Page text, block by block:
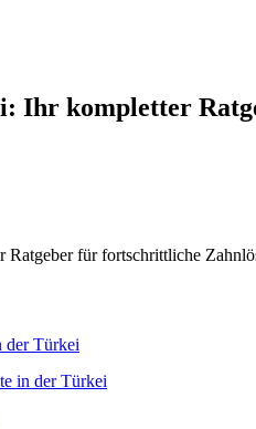
Ihr kompletter
für fortschrittliche
der Türkei
in der Türkei